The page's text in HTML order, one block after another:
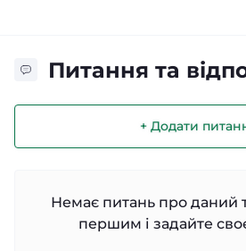
Питання та
+ Додати
Немає питань про даний
першим і задайте